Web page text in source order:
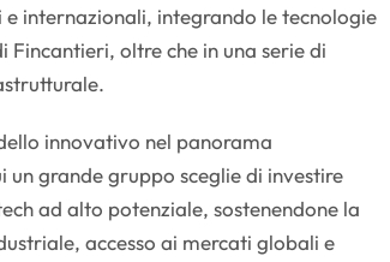
internazionali, integrando le tecnologie
Fincantieri, oltre che in una serie di
innovativo nel panorama
un grande gruppo sceglie di investire
ad alto potenziale, sostenendone la
accesso ai mercati globali e